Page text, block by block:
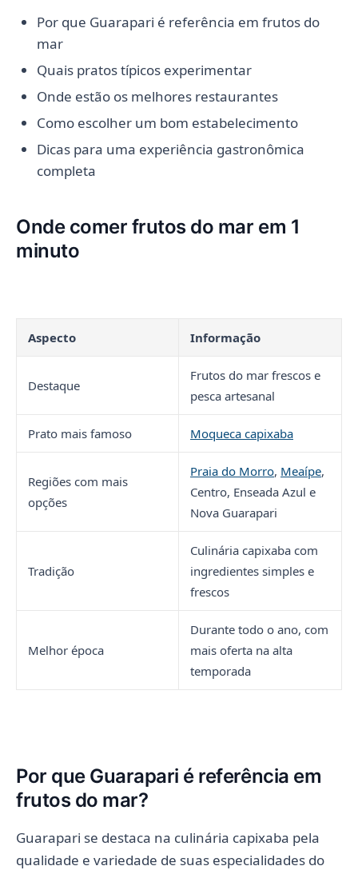
Por que Guarapari é referência em frutos do
mar
Quais pratos típicos experimentar
Onde estão os melhores restaurantes
Como escolher um bom estabelecimento
Dicas para uma experiência gastronômica
completa
Onde comer frutos do mar em 1
minuto
Aspecto Informação
Destaque
Frutos do mar frescos e
pesca artesanal
Prato mais famoso Moqueca capixaba
Regiões com mais
opções
Praia do Morro, Meaípe,
Centro, Enseada Azul e
Nova Guarapari
Tradição
Culinária capixaba com
ingredientes simples e
frescos
Melhor época
Durante todo o ano, com
mais oferta na alta
temporada
Por que Guarapari é referência em
frutos do mar?
Guarapari se destaca na culinária capixaba pela
qualidade e variedade de suas especialidades do